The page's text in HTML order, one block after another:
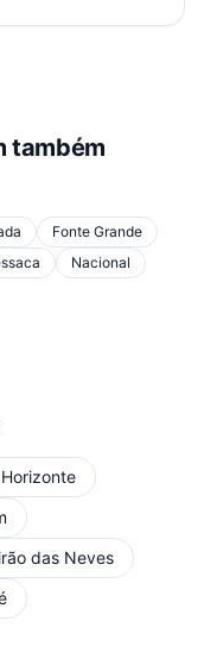
também
Fonte Grande
Nacional
das Neves